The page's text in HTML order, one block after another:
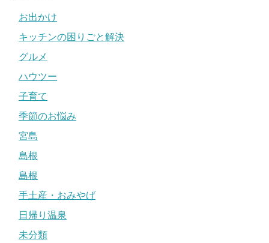
お出かけ
キッチンの困りごと解決
グルメ
ハウツー
子育て
季節のお悩み
宮島
島根
島根
手土産・おみやげ
日帰り温泉
未分類